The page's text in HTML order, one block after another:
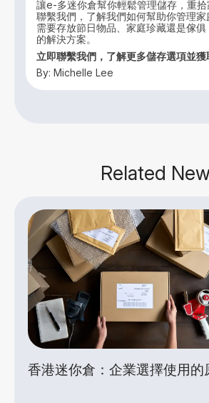
讓e-多迷你倉幫你輕鬆管理儲存，重
聯繫我們，了解我們如何幫助你管理
需要存放節日物品、家庭珍藏還是傢
的解決方案。
立即聯繫我們，了解更多儲存選項並獲
By: Michelle Lee
Related
香港迷你倉：企業選擇使用的